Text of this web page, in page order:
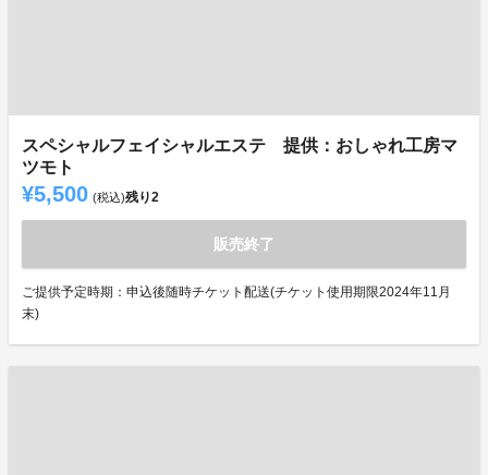
スペシャルフェイシャルエステ 提供：おしゃれ工房マ
ツモト
¥5,500 (税込)残り2
販売終了
ご提供予定時期：申込後随時チケット配送(チケット使用期限2024年11月
末)